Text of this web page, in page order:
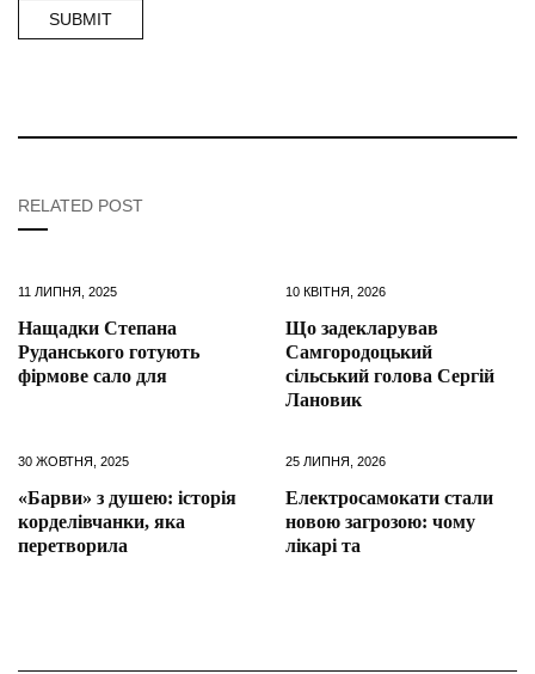
RELATED POST
11 ЛИПНЯ, 2025
Нащадки Степана
Руданського готують
фірмове сало для
10 КВІТНЯ, 2026
Що задекларував
Самгородоцький
сільський голова Сергій
Лановик
30 ЖОВТНЯ, 2025
«Барви» з душею: історія
корделівчанки, яка
перетворила
25 ЛИПНЯ, 2026
Електросамокати стали
новою загрозою: чому
лікарі та